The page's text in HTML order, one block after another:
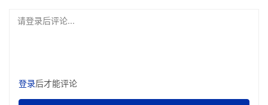
请登录后评论...
登录后才能评论